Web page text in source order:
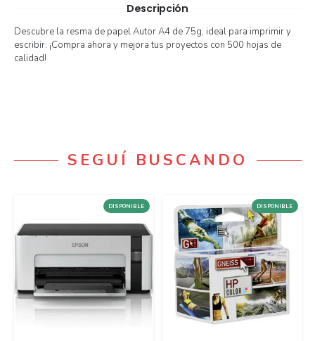
Descripción
Descubre la resma de papel Autor A4 de 75g, ideal para imprimir y
escribir. ¡Compra ahora y mejora tus proyectos con 500 hojas de
calidad!
SEGUÍ BUSCANDO
DISPONIBLE DISPONIBLE